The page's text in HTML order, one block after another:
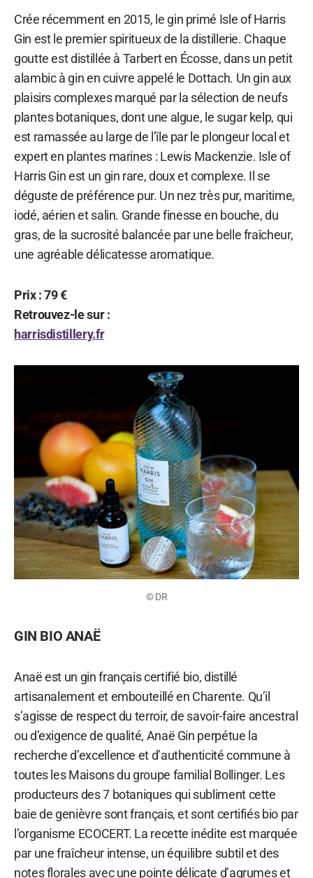
Crée récemment en 2015, le gin primé Isle of Harris
Gin est le premier spiritueux de la distillerie. Chaque
goutte est distillée à Tarbert en Écosse, dans un petit
alambic à gin en cuivre appelé le Dottach. Un gin aux
plaisirs complexes marqué par la sélection de neufs
plantes botaniques, dont une algue, le sugar kelp, qui
est ramassée au large de l’île par le plongeur local et
expert en plantes marines : Lewis Mackenzie. Isle of
Harris Gin est un gin rare, doux et complexe. Il se
déguste de préférence pur. Un nez très pur, maritime,
iodé, aérien et salin. Grande finesse en bouche, du
gras, de la sucrosité balancée par une belle fraîcheur,
une agréable délicatesse aromatique.
Prix : 79 €
Retrouvez-le sur :
harrisdistillery.fr
© DR
GIN BIO ANAË
Anaë est un gin français certifié bio, distillé
artisanalement et embouteillé en Charente. Qu’il
s’agisse de respect du terroir, de savoir-faire ancestral
ou d’exigence de qualité, Anaë Gin perpétue la
recherche d’excellence et d’authenticité commune à
toutes les Maisons du groupe familial Bollinger. Les
producteurs des 7 botaniques qui subliment cette
baie de genièvre sont français, et sont certifiés bio par
l’organisme ECOCERT. La recette inédite est marquée
par une fraîcheur intense, un équilibre subtil et des
notes florales avec une pointe délicate d’agrumes et